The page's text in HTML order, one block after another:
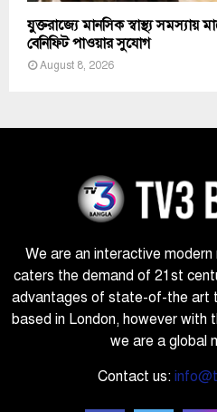
যুক্তরাজ্যে মানসিক স্বাস্থ্য সমস্যায়
বেনিফিট পাওয়ার সুযোগ
August 8, 2026
We are an interactive
caters the demand of 21st
advantages of state-of-the art
based in London, however with
we are a global
Contact us: